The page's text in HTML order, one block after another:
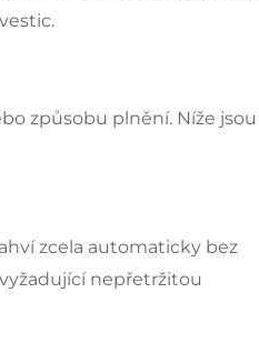
způsobu plnění. Níže jsou
zcela automaticky bez
nepřetržitou